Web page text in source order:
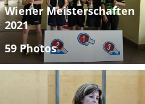
Wiener Meisterschaften
2021
59 Photos